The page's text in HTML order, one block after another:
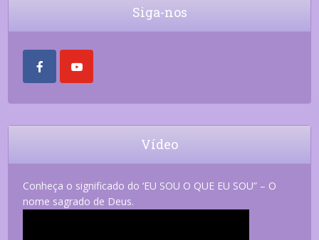
Siga-nos
Vídeo
Conheça o significado do ‘EU SOU O QUE EU SOU” – O
nome sagrado de Deus.